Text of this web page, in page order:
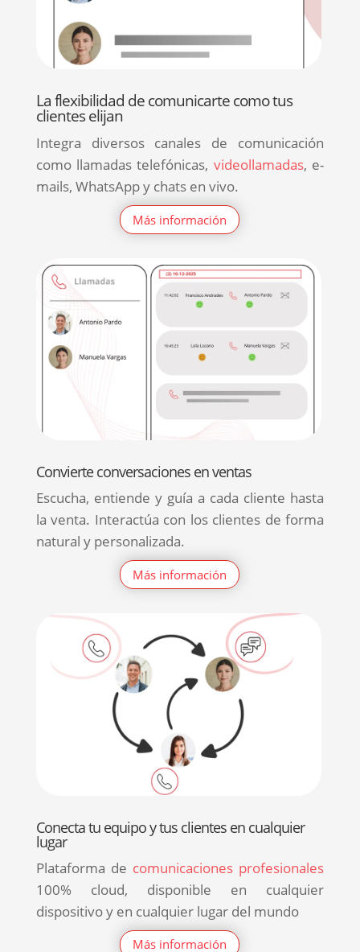
La flexibilidad de comunicarte como tus
clientes elijan
Integra diversos canales de comunicación
como llamadas telefónicas, videollamadas, e-
mails, WhatsApp y chats en vivo.
Más información
Convierte conversaciones en ventas
Escucha, entiende y guía a cada cliente hasta
la venta. Interactúa con los clientes de forma
natural y personalizada.
Más información
Conecta tu equipo y tus clientes en cualquier
lugar
Plataforma de comunicaciones profesionales
100% cloud, disponible en cualquier
dispositivo y en cualquier lugar del mundo
Más información